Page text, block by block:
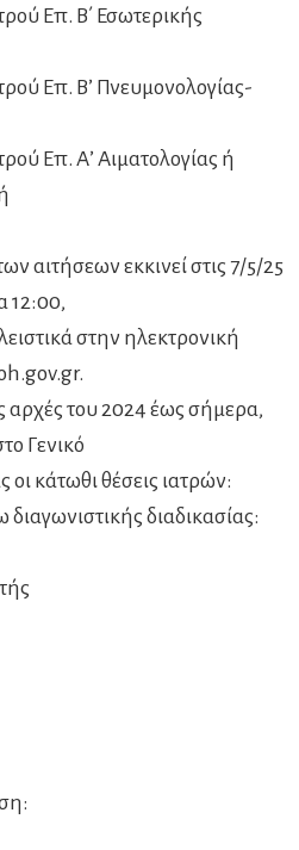
Επ. Β΄ Εσωτερικής
Επ. Β’ Πνευμονολογίας-
Επ. Α’ Αιματολογίας ή
αιτήσεων εκκινεί στις 7/5/25
12:00,
στην ηλεκτρονική
αρχές του 2024 έως σήμερα,
Γενικό
κάτωθι θέσεις ιατρών:
διαδικασίας: